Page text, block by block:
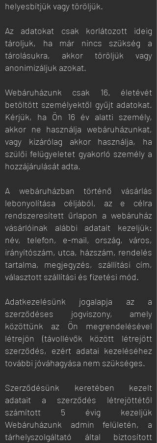
helyesbítjük vagy töröljük.
Az adatokat csak korlátozott ideig
tároljuk, ha már nincs szükség a
tárolásukra, akkor töröljük vagy
anonimizáljuk azokat.
Webáruházunk csak 16. életévét
betöltött személyektől gyűjt adatokat.
Kérjük, ha Ön 16 év alatti személy,
akkor ne használja webáruházunkat,
vagy kizárólag akkor használja, ha
szülői felügyeletet gyakorló személy a
hozzájárulását adta.
A webáruházban történő vásárlás
lebonyolítása céljából, az e célra
rendszeresített űrlapon a webáruház
vásárlóinak alábbi adatait kezeljük:
név, telefon, e-mail, ország, város,
irányítószám, utca, házszám, rendelés
tartalma, megjegyzés, szállítási cím,
választott szállítási és fizetési mód.
Adatkezelésünk jogalapja az a
szerződéses jogviszony, amely
közöttünk az Ön megrendelésével
létrejön (távollévők között létrejött
szerződés, ezért adatai kezeléséhez
további jóváhagyása nem szükséges.
Szerződésünk keretében kezelt
adatait a szerződés létrejöttétől
számított 5 évig kezeljük
Webáruházunk admin felületén, a
tárhelyszolgáltató által biztosított